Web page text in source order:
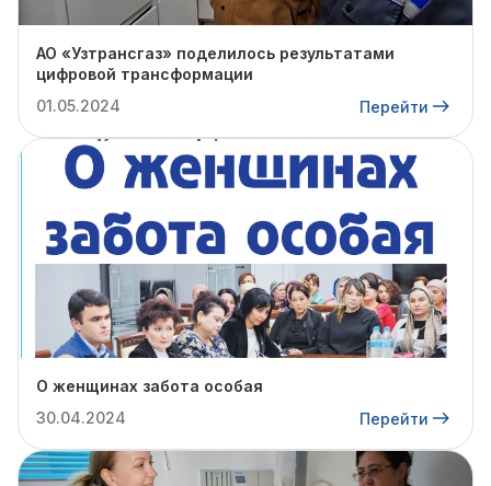
АО «Узтрансгаз» поделилось результатами
цифровой трансформации
01.05.2024
Перейти
О женщинах забота особая
30.04.2024
Перейти